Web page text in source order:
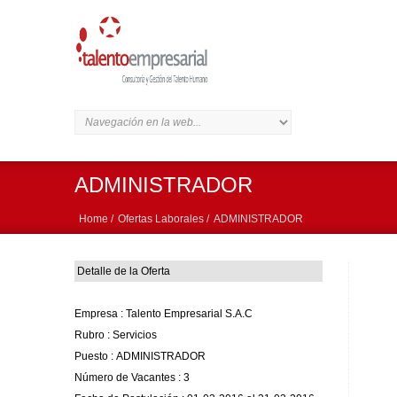
ADMINISTRADOR
Home / Ofertas Laborales / ADMINISTRADOR
Detalle de la Oferta
Empresa : Talento Empresarial S.A.C
Rubro : Servicios
Puesto : ADMINISTRADOR
Número de Vacantes : 3